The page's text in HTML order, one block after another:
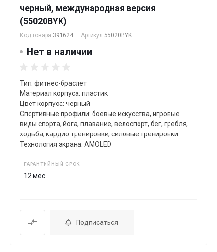
черный, международная версия
(55020BYK)
Код товара 391624 Артикул 55020BYK
Нет в наличии
Тип: фитнес-браслет
Материал корпуса: пластик
Цвет корпуса: черный
Спортивные профили: боевые искусства, игровые
виды спорта, йога, плавание, велоспорт, бег, гребля,
xодьба, кардио тренировки, силовые тренировки
Технология экрана: AMOLED
ГАРАНТИЙНЫЙ СРОК
12 мес.
Подписаться